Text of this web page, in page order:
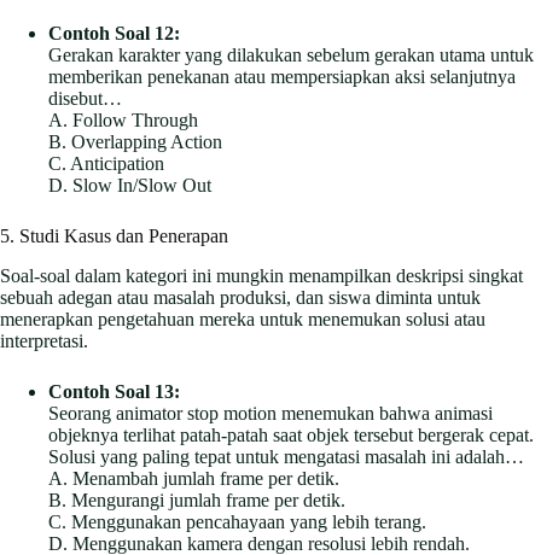
Contoh Soal 12:
Gerakan karakter yang dilakukan sebelum gerakan utama untuk
memberikan penekanan atau mempersiapkan aksi selanjutnya
disebut…
A. Follow Through
B. Overlapping Action
C. Anticipation
D. Slow In/Slow Out
5. Studi Kasus dan Penerapan
Soal-soal dalam kategori ini mungkin menampilkan deskripsi singkat
sebuah adegan atau masalah produksi, dan siswa diminta untuk
menerapkan pengetahuan mereka untuk menemukan solusi atau
interpretasi.
Contoh Soal 13:
Seorang animator stop motion menemukan bahwa animasi
objeknya terlihat patah-patah saat objek tersebut bergerak cepat.
Solusi yang paling tepat untuk mengatasi masalah ini adalah…
A. Menambah jumlah frame per detik.
B. Mengurangi jumlah frame per detik.
C. Menggunakan pencahayaan yang lebih terang.
D. Menggunakan kamera dengan resolusi lebih rendah.